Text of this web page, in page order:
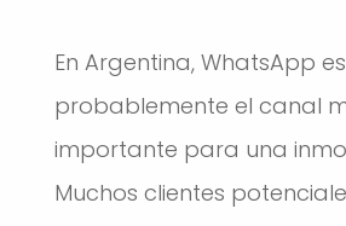
En Argentina, WhatsApp es
probablemente el canal
importante para una
Muchos clientes